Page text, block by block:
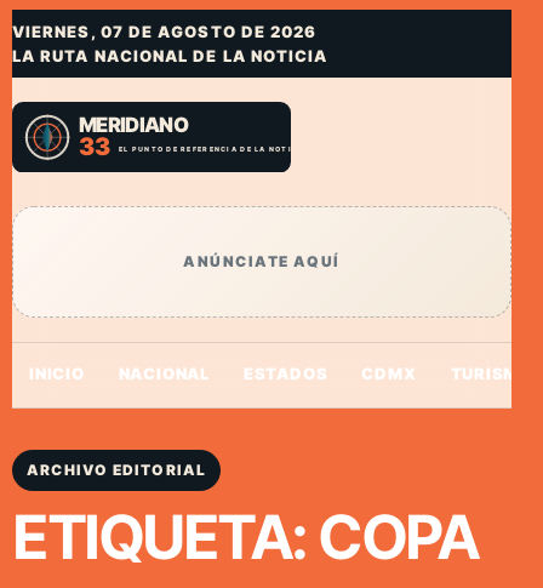
VIERNES, 07 DE AGOSTO DE 2026
LA RUTA NACIONAL DE LA NOTICIA
ANÚNCIATE AQUÍ
INICIO NACIONAL ESTADOS CDMX TURISMO
ARCHIVO EDITORIAL
ETIQUETA: COPA